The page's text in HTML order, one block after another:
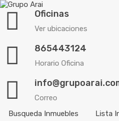
Oficinas
Ver ubicaciones
865443124
Horario Oficina
Correo
Busqueda Inmuebles
Lista